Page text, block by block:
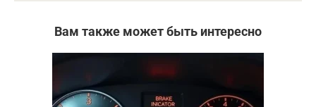
Вам также может быть интересно